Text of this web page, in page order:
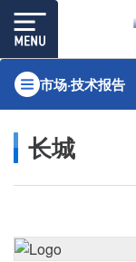
市场·技术报告
长城